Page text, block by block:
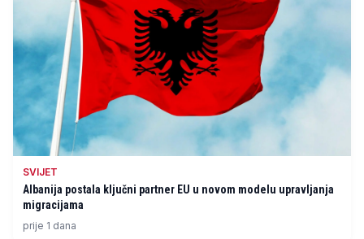
SVIJET
Albanija postala ključni partner EU u novom modelu upravljanja
migracijama
prije 1 dana